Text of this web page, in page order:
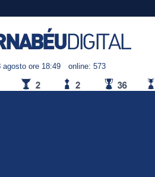
agosto ore 18:49 online: 573